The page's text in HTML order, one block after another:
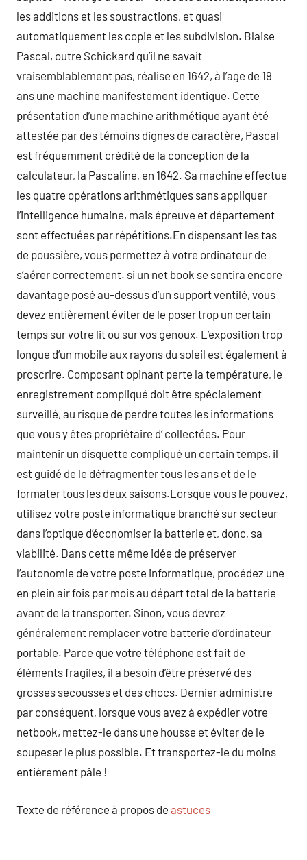
les additions et les soustractions, et quasi
automatiquement les copie et les subdivision. Blaise
Pascal, outre Schickard qu’il ne savait
vraisemblablement pas, réalise en 1642, à l’age de 19
ans une machine manifestement identique. Cette
présentation d’une machine arithmétique ayant été
attestée par des témoins dignes de caractère, Pascal
est fréquemment crédité de la conception de la
calculateur, la Pascaline, en 1642. Sa machine effectue
les quatre opérations arithmétiques sans appliquer
l’intelligence humaine, mais épreuve et département
sont effectuées par répétitions.En dispensant les tas
de poussière, vous permettez à votre ordinateur de
s’aérer correctement. si un net book se sentira encore
davantage posé au-dessus d’un support ventilé, vous
devez entièrement éviter de le poser trop un certain
temps sur votre lit ou sur vos genoux. L’exposition trop
longue d’un mobile aux rayons du soleil est également à
proscrire. Composant opinant perte la température, le
enregistrement compliqué doit être spécialement
surveillé, au risque de perdre toutes les informations
que vous y êtes propriétaire d’ collectées. Pour
maintenir un disquette compliqué un certain temps, il
est guidé de le défragmenter tous les ans et de le
formater tous les deux saisons.Lorsque vous le pouvez,
utilisez votre poste informatique branché sur secteur
dans l’optique d’économiser la batterie et, donc, sa
viabilité. Dans cette même idée de préserver
l’autonomie de votre poste informatique, procédez une
en plein air fois par mois au départ total de la batterie
avant de la transporter. Sinon, vous devrez
généralement remplacer votre batterie d’ordinateur
portable. Parce que votre téléphone est fait de
éléments fragiles, il a besoin d’être préservé des
grosses secousses et des chocs. Dernier administre
par conséquent, lorsque vous avez à expédier votre
netbook, mettez-le dans une housse et éviter de le
soupeser le plus possible. Et transportez-le du moins
entièrement pâle !
Texte de référence à propos de astuces